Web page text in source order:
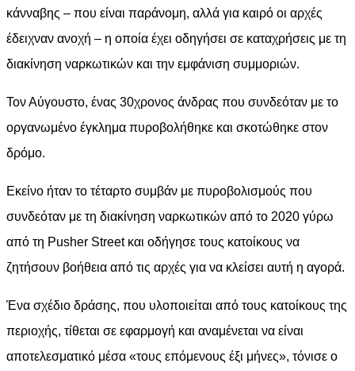
κάνναβης – που είναι παράνομη, αλλά για καιρό οι αρχές
έδειχναν ανοχή – η οποία έχει οδηγήσει σε καταχρήσεις με τη
διακίνηση ναρκωτικών και την εμφάνιση συμμοριών.
Τον Αύγουστο, ένας 30χρονος άνδρας που συνδεόταν με το
οργανωμένο έγκλημα πυροβολήθηκε και σκοτώθηκε στον
δρόμο.
Εκείνο ήταν το τέταρτο συμβάν με πυροβολισμούς που
συνδεόταν με τη διακίνηση ναρκωτικών από το 2020 γύρω
από τη Pusher Street και οδήγησε τους κατοίκους να
ζητήσουν βοήθεια από τις αρχές για να κλείσει αυτή η αγορά.
Ένα σχέδιο δράσης, που υλοποιείται από τους κατοίκους της
περιοχής, τίθεται σε εφαρμογή και αναμένεται να είναι
αποτελεσματικό μέσα «τους επόμενους έξι μήνες», τόνισε ο